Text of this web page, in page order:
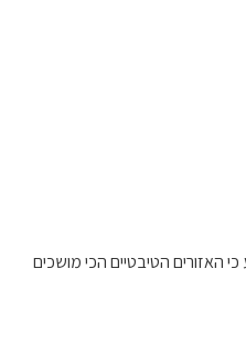
האזורים הטיבטיים הכי מושכים